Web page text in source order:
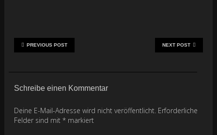
NEXT POST
PREVIOUS POST
Schreibe einen Kommentar
Deine E-Mail-Adresse wird nicht veröffentlicht. Erforderliche
Felder sind mit* markiert